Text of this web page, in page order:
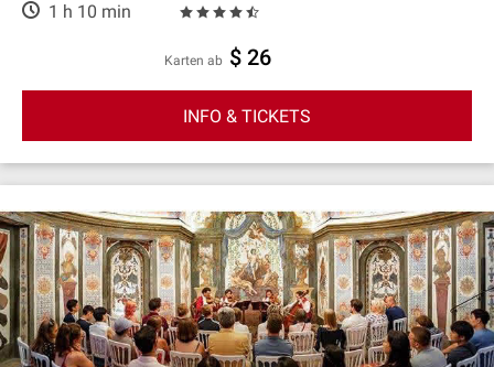
1 h 10 min
Karten ab $ 26
INFO & TICKETS